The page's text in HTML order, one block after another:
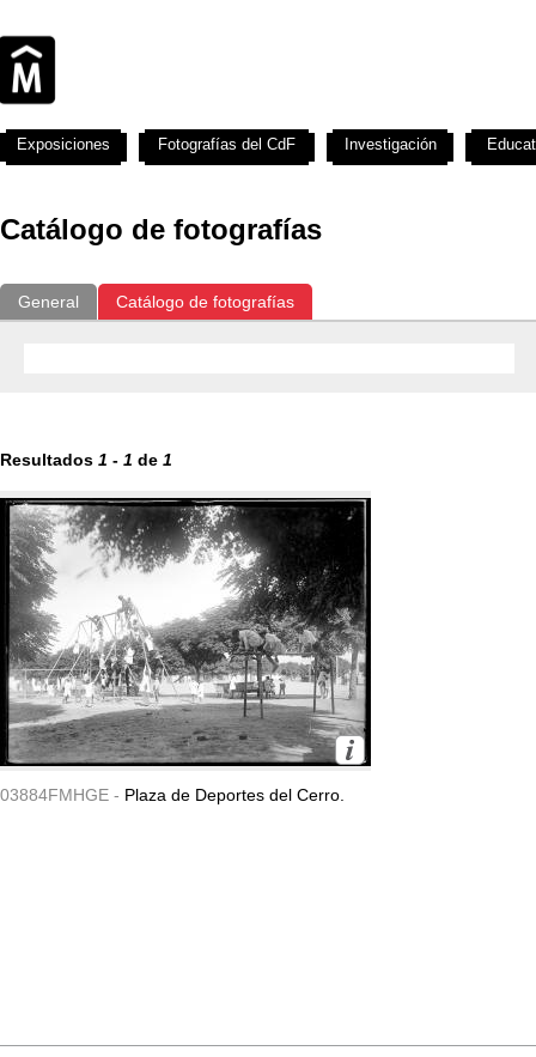
Catálogo de fotografías
General Catálogo de fotografías
Resultados 1 - 1 de 1
03884FMHGE - Plaza de Deportes del Cerro.
Exposiciones Fotografías del CdF Investigación